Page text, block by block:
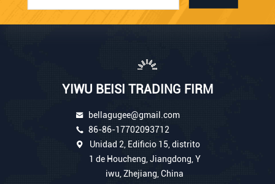
YIWU BEISI TRADING FIRM
bellagugee@gmail.com
86-86-17702093712
Unidad 2, Edificio 15, distrito
1 de Houcheng, Jiangdong, Y
iwu, Zhejiang, China